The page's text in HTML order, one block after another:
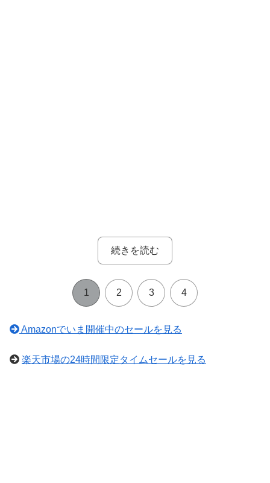
続きを読む
1 2 3 4
Amazonでいま開催中のセールを見る
楽天市場の24時間限定タイムセールを見る